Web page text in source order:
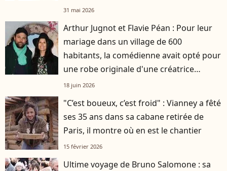
31 mai 2026
Arthur Jugnot et Flavie Péan : Pour leur
mariage dans un village de 600
habitants, la comédienne avait opté pour
une robe originale d'une créatrice
française
18 juin 2026
"C’est boueux, c’est froid" : Vianney a fêté
ses 35 ans dans sa cabane retirée de
Paris, il montre où en est le chantier
15 février 2026
Ultime voyage de Bruno Salomone : sa